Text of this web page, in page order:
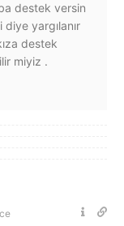
destek versin
yargılanır
destek
miyiz .